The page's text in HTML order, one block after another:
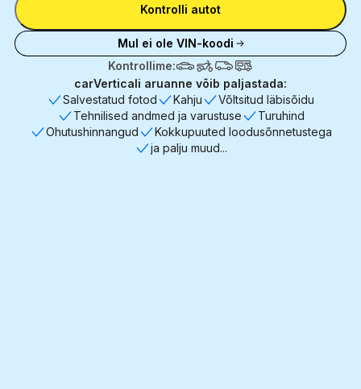
Kontrolli autot
Mul ei ole VIN-koodi
Kontrollime:
carVerticali aruanne võib paljastada:
Salvestatud fotod
Kahju
Võltsitud läbisõidu
Tehnilised andmed ja varustuse
Turuhind
Ohutushinnangud
Kokkupuuted loodusõnnetustega
ja palju muud...